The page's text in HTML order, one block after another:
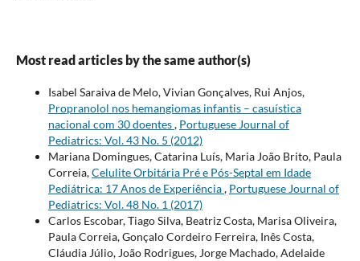
Most read articles by the same author(s)
Isabel Saraiva de Melo, Vivian Gonçalves, Rui Anjos,
Propranolol nos hemangiomas infantis – casuística
nacional com 30 doentes, Portuguese Journal of
Pediatrics: Vol. 43 No. 5 (2012)
Mariana Domingues, Catarina Luís, Maria João Brito, Paula
Correia,Celulite Orbitária Pré e Pós-Septal em Idade
Pediátrica: 17 Anos de Experiência, Portuguese Journal of
Pediatrics: Vol. 48 No. 1 (2017)
Carlos Escobar, Tiago Silva, Beatriz Costa, Marisa Oliveira,
Paula Correia, Gonçalo Cordeiro Ferreira, Inês Costa,
Cláudia Júlio, João Rodrigues, Jorge Machado, Adelaide